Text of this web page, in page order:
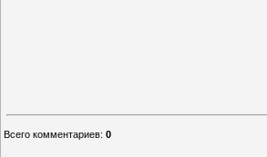
Всего комментариев: 0